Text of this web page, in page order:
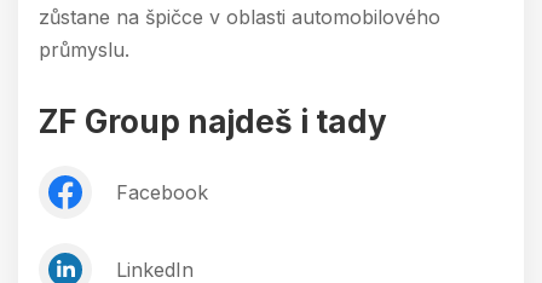
zůstane na špičce v oblasti automobilového
průmyslu.
ZF Group najdeš i tady
Facebook
LinkedIn